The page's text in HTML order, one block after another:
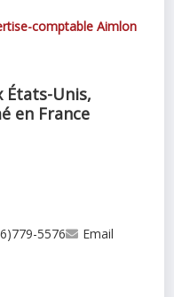
comptable Aimlon
États-Unis,
en France
5576
Email